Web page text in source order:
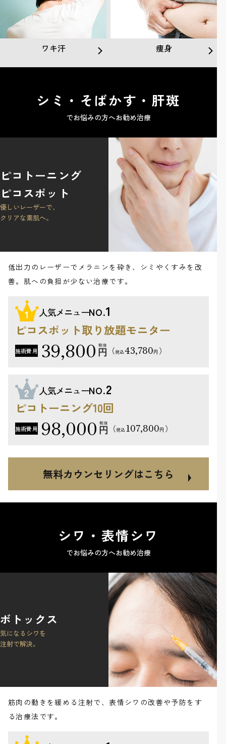
ワキ汗 痩身
シミ・そばかす・肝斑
でお悩みの方へお勧め治療
ピコトーニング
ピコスポット
優しいレーザーで、
クリアな素肌へ。
低出力のレーザーでメラニンを砕き、シミやくすみを改
善。肌への負担が少ない治療です。
人気メニューNO.1
ピコスポット取り放題モニター
施術費用 39,800 （税込43,780円 ）
人気メニューNO.2
ピコトーニング10回
施術費用 98,000 （税込107,800円 ）
無料カウンセリングはこちら
シワ・表情シワ
でお悩みの方へお勧め治療
ボトックス
気になるシワを
注射で解決。
筋肉の動きを緩める注射で、表情シワの改善や予防をす
る治療法です。